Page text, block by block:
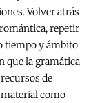
Volver atrás
repetir
tiempo y ámbito
que la gramática
de
como